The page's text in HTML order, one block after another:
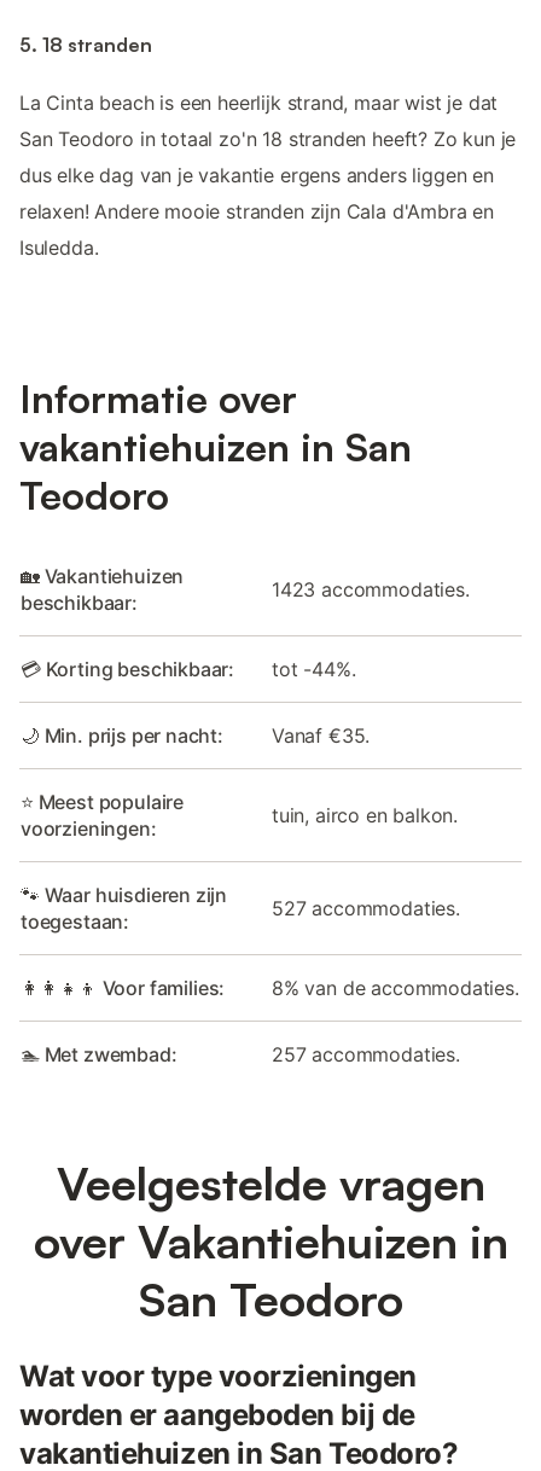
5. 18 stranden
La Cinta beach is een heerlijk strand, maar wist je dat
San Teodoro in totaal zo'n 18 stranden heeft? Zo kun je
dus elke dag van je vakantie ergens anders liggen en
relaxen! Andere mooie stranden zijn Cala d'Ambra en
Isuledda.
Informatie over
vakantiehuizen in San
Teodoro
🏡 Vakantiehuizen
beschikbaar:
1423 accommodaties.
💳 Korting beschikbaar: tot -44%.
🌙 Min. prijs per nacht: Vanaf €35.
⭐ Meest populaire
voorzieningen:
tuin, airco en balkon.
🐾 Waar huisdieren zijn
toegestaan:
527 accommodaties.
👩‍👩‍👧‍👦 Voor families: 8% van de accommodaties.
🏊 Met zwembad: 257 accommodaties.
Veelgestelde vragen
over Vakantiehuizen in
San Teodoro
Wat voor type voorzieningen
worden er aangeboden bij de
vakantiehuizen in San Teodoro?